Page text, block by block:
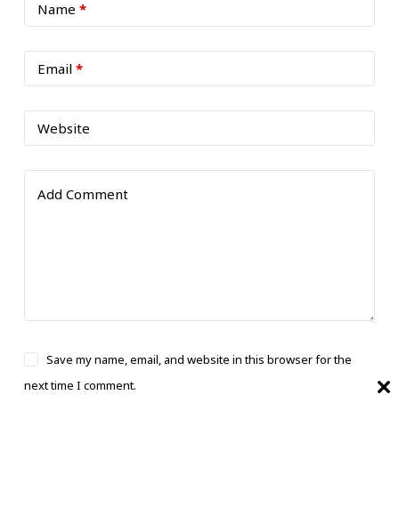
Name *
Email*
Website
Add Comment
Save my name, email, and website in this browser for the
next time I comment.